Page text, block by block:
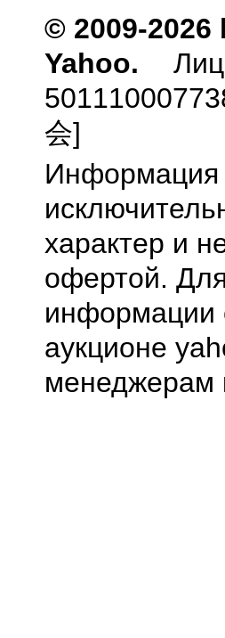
© 2009-
Yahoo.
会]
Информация
характер и
офертой.
информации
аукционе
менеджерам